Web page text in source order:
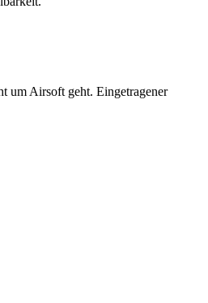
um Airsoft geht. Eingetragener